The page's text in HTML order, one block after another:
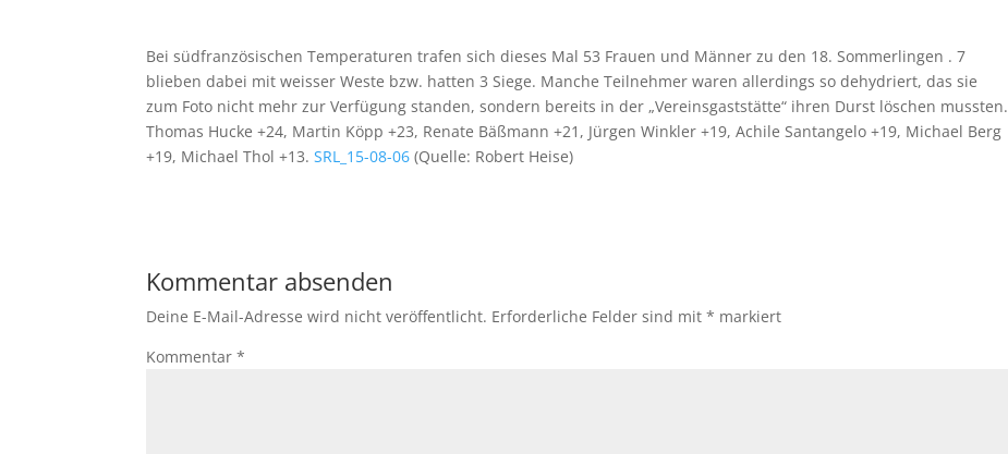
Bei südfranzösischen Temperaturen trafen sich dieses Mal 53 Frauen und Männer zu den 18. Sommerlingen . 7
blieben dabei mit weisser Weste bzw. hatten 3 Siege. Manche Teilnehmer waren allerdings so dehydriert, das sie
zum Foto nicht mehr zur Verfügung standen, sondern bereits in der „Vereinsgaststätte“ ihren Durst löschen mussten.
Thomas Hucke +24, Martin Köpp +23, Renate Bäßmann +21, Jürgen Winkler +19, Achile Santangelo +19, Michael Berg
+19, Michael Thol +13.SRL_15-08-06 (Quelle: Robert Heise)
Kommentar absenden
Deine E-Mail-Adresse wird nicht veröffentlicht. Erforderliche Felder sind mit* markiert
Kommentar*